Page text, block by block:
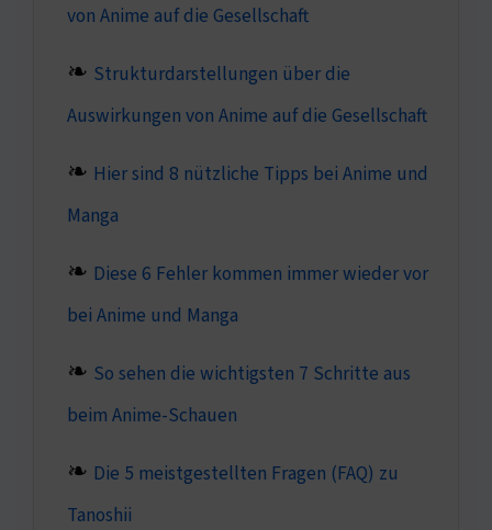
von Anime auf die Gesellschaft
Strukturdarstellungen über die
Auswirkungen von Anime auf die Gesellschaft
Hier sind 8 nützliche Tipps bei Anime und
Manga
Diese 6 Fehler kommen immer wieder vor
bei Anime und Manga
So sehen die wichtigsten 7 Schritte aus
beim Anime-Schauen
Die 5 meistgestellten Fragen (FAQ) zu
Tanoshii